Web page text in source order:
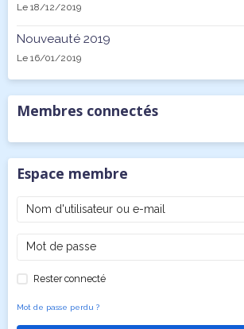
Le 18/12/2019
Nouveauté 2019
Le 16/01/2019
Membres connectés
Espace membre
Rester connecté
Mot de passe perdu ?